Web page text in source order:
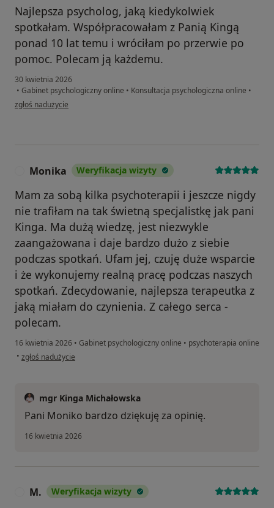
Najlepsza psycholog, jaką kiedykolwiek
spotkałam. Współpracowałam z Panią Kingą
ponad 10 lat temu i wróciłam po przerwie po
pomoc. Polecam ją każdemu.
30 kwietnia 2026
• Gabinet psychologiczny online • Konsultacja psychologiczna online •
w opinii użytkownika Olga
zgłoś nadużycie
Monika Weryfikacja wizyty
Mam za sobą kilka psychoterapii i jeszcze nigdy
nie trafiłam na tak świetną specjalistkę jak pani
Kinga. Ma dużą wiedzę, jest niezwykle
zaangażowana i daje bardzo dużo z siebie
podczas spotkań. Ufam jej, czuję duże wsparcie
i że wykonujemy realną pracę podczas naszych
spotkań. Zdecydowanie, najlepsza terapeutka z
jaką miałam do czynienia. Z całego serca -
polecam.
16 kwietnia 2026 • Gabinet psychologiczny online • psychoterapia online
• w opinii użytkownika Monika
zgłoś nadużycie
mgr Kinga Michałowska
Pani Moniko bardzo dziękuję za opinię.
16 kwietnia 2026
M. Weryfikacja wizyty